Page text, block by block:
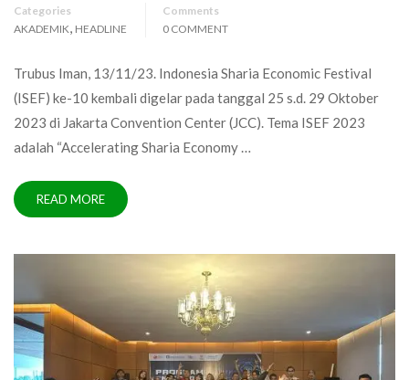
Categories
AKADEMIK, HEADLINE
Comments
0 COMMENT
Trubus Iman, 13/11/23. Indonesia Sharia Economic Festival
(ISEF) ke-10 kembali digelar pada tanggal 25 s.d. 29 Oktober
2023 di Jakarta Convention Center (JCC). Tema ISEF 2023
adalah “Accelerating Sharia Economy …
READ MORE